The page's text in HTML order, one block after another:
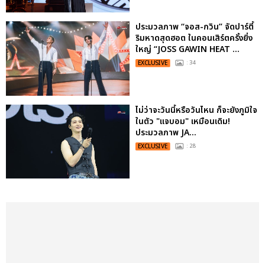
ประมวลภาพ “จอส-กวิน” จัดปาร์ตี้
ริมหาดสุดฮอต ในคอนเสิร์ตครั้งยิ่ง
ใหญ่ “JOSS GAWIN HEAT ...
EXCLUSIVE : 34
ไม่ว่าจะวันนี้หรือวันไหน ก็จะยังภูมิใจ
ในตัว "แจบอม" เหมือนเดิม!
ประมวลภาพ JA...
EXCLUSIVE : 28